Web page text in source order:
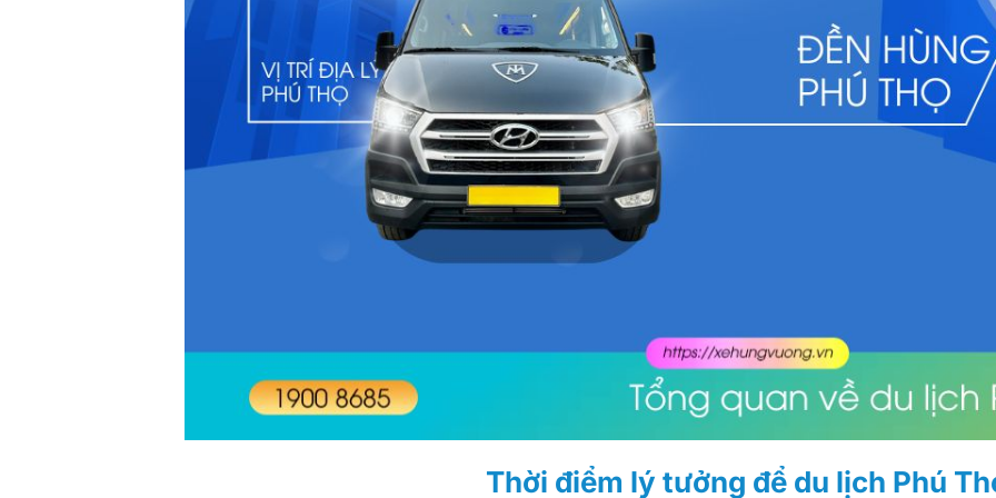
Thời điểm lý tưởng để du lịch Phú